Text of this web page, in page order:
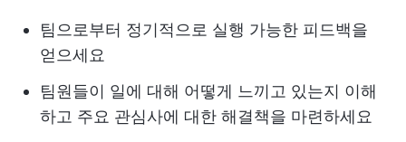
팀으로부터 정기적으로 실행 가능한 피드백을
얻으세요
팀원들이 일에 대해 어떻게 느끼고 있는지 이해
하고 주요 관심사에 대한 해결책을 마련하세요